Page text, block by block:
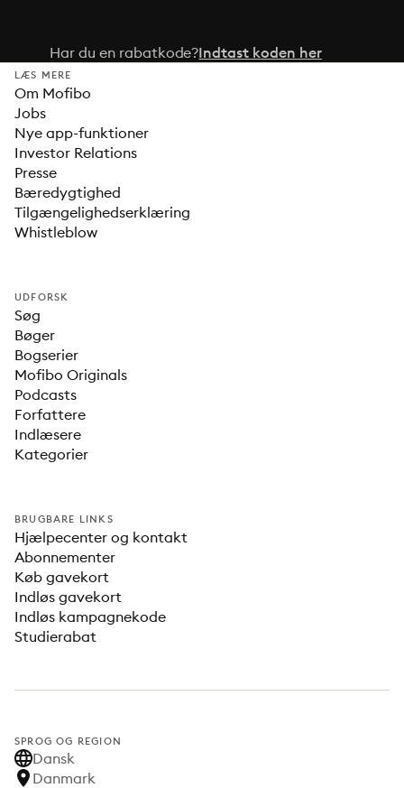
Har du en rabatkode?Indtast koden her
LÆS MERE
Om Mofibo
Jobs
Nye app-funktioner
Investor Relations
Presse
Bæredygtighed
Tilgængelighedserklæring
Whistleblow
UDFORSK
Søg
Bøger
Bogserier
Mofibo Originals
Podcasts
Forfattere
Indlæsere
Kategorier
BRUGBARE LINKS
Hjælpecenter og kontakt
Abonnementer
Køb gavekort
Indløs gavekort
Indløs kampagnekode
Studierabat
SPROG OG REGION
Dansk
Danmark